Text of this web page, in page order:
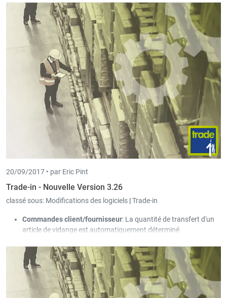
20/09/2017 • par Eric Pint
Trade-in - Nouvelle Version 3.26
classé sous: Modifications des logiciels |Trade-in
Commandes client/fournisseur: La quantité de transfert d'un
article de vidange est automatiquement déterminé
principal.
L'aperçu hebdomadaire a été complètement refait. Le nouveau
layout est seulement actif, si l’aperçu hebdomadaire est défini
comme standard dans les paramètres.